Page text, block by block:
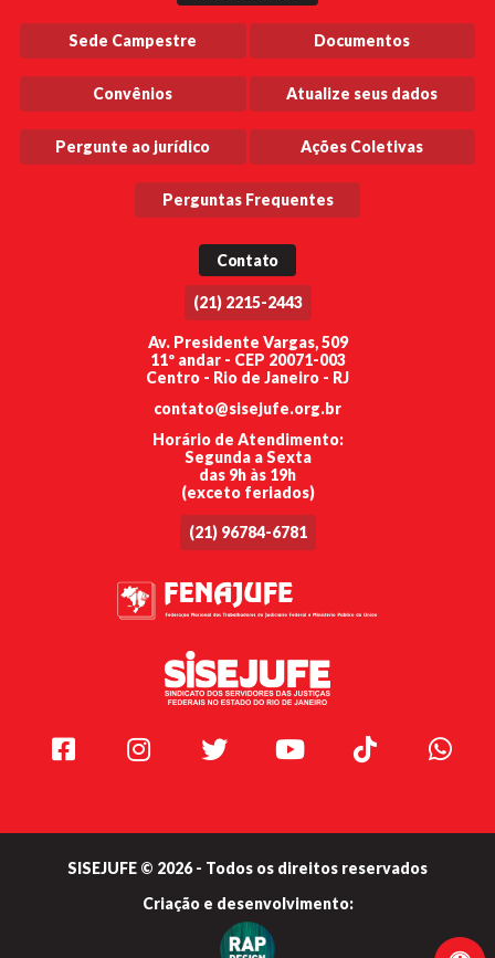
Sede Campestre Documentos
Convênios Atualize seus dados
Pergunte ao jurídico Ações Coletivas
Perguntas Frequentes
Contato
(21) 2215-2443
Av. Presidente Vargas, 509
11º andar - CEP 20071-003
Centro - Rio de Janeiro - RJ
contato@sisejufe.org.br
Horário de Atendimento:
Segunda a Sexta
das 9h às 19h
(exceto feriados)
(21) 96784-6781
Facebook Instagram Twitter Youtube TikTok
SISEJUFE © 2026 - Todos os direitos reservados
Criação e desenvolvimento: